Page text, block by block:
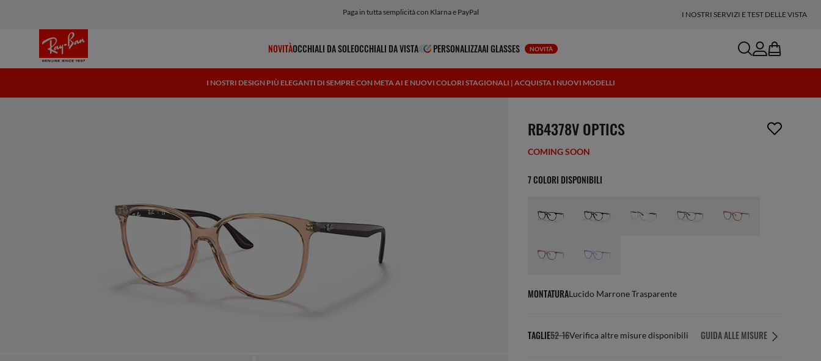
Personalizza il tuo occhiale e aggiungi un'incisione gratuita I NOSTRI SERVIZI E TEST DELLE VISTA
NOVITÀOCCHIALI DA SOLEOCCHIALI DA VISTA PERSONALIZZAAI GLASSES NOVITÀ searchaccount
bag
I NOSTRI DESIGN PIÙ ELEGANTI DI SEMPRE CON META AI E NUOVI COLORI STAGIONALI | ACQUISTA I NUOVI MODELLI
1 articolo è stato aggiunto alla tua wishlist
RB4378V OPTICS
COMING SOON
7 COLORI DISPONIBILI
MONTATURALucido Marrone Trasparente
TAGLIE52-16Verifica altre misure disponibili GUIDA ALLE MISURE